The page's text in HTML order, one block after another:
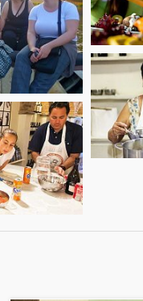
starting from
71.10